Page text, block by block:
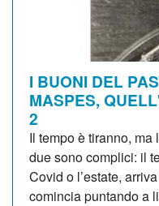
I BUONI DEL
MASPES,
2
Il tempo è tiranno,
due sono complici: il
Covid o l’estate,
comincia puntando a